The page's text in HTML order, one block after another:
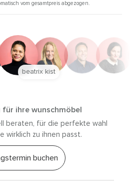
vom gesamtpreis abgezogen.
ihre wunschmöbel
beraten, für die perfekte wahl
wirklich zu ihnen passt.
buchen
kist